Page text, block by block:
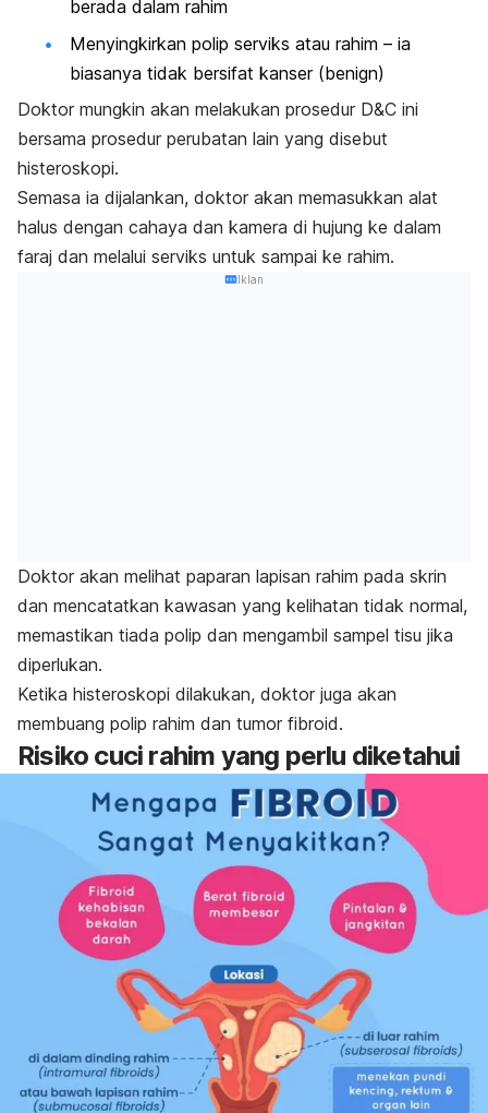
berada dalam rahim
Menyingkirkan polip serviks atau rahim – ia
biasanya tidak bersifat kanser (benign)
Doktor mungkin akan melakukan prosedur D&C ini
bersama prosedur perubatan lain yang disebut
histeroskopi.
Semasa ia dijalankan, doktor akan memasukkan alat
halus dengan cahaya dan kamera di hujung ke dalam
faraj dan melalui serviks untuk sampai ke rahim.
Iklan
Doktor akan melihat paparan lapisan rahim pada skrin
dan mencatatkan kawasan yang kelihatan tidak normal,
memastikan tiada polip dan mengambil sampel tisu jika
diperlukan.
Ketika histeroskopi dilakukan, doktor juga akan
membuang polip rahim dan tumor fibroid.
Risiko cuci rahim yang perlu diketahui